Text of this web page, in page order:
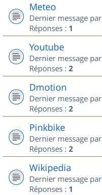
Meteo
Dernier message par
Réponses : 1
Youtube
Dernier message par
Réponses : 2
Dmotion
Dernier message par
Réponses : 2
Pinkbike
Dernier message par
Réponses : 2
Wikipedia
Dernier message par
Réponses : 1